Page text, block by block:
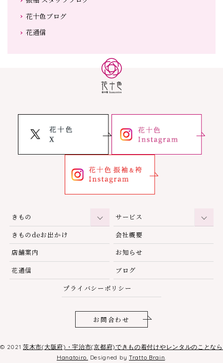
花十色ブログ
花通信
きもの
サービス
きものdeお出かけ
会社概要
店舗案内
お知らせ
花通信
ブログ
プライバシーポリシー
お問合わせ
© 2021茨木市(大阪府)・宇治市(京都府)できもの着付けやレンタルのことなら
Hanatoiro. Designed by Tratto Brain